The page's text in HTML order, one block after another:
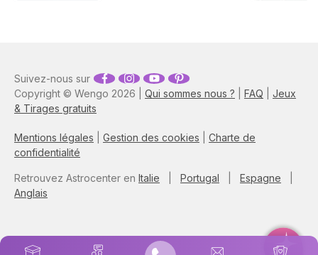
Copyright © Wengo 2026 | Qui sommes nous ? FAQ
Jeux
& Tirages gratuits
Mentions légales Gestion des cookies
Charte de
confidentialité
Suivez-nous sur
Retrouvez Astrocenter en Italie Portugal Espagne
Anglais